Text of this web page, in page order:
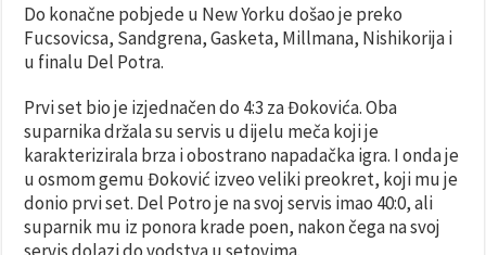
Do konačne pobjede u New Yorku došao je preko
Fucsovicsa, Sandgrena, Gasketa, Millmana, Nishikorija i
u finalu Del Potra.
Prvi set bio je izjednačen do 4:3 za Đokovića. Oba
suparnika držala su servis u dijelu meča koji je
karakterizirala brza i obostrano napadačka igra. I onda je
u osmom gemu Đoković izveo veliki preokret, koji mu je
donio prvi set. Del Potro je na svoj servis imao 40:0, ali
suparnik mu iz ponora krade poen, nakon čega na svoj